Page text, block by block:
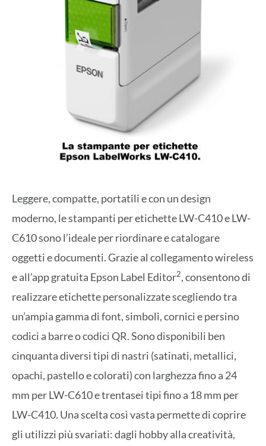
Leggere, compatte, portatili e con un design
moderno, le stampanti per etichette LW-C410 e LW-
C610 sono l’ideale per riordinare e catalogare
oggetti e documenti. Grazie al collegamento wireless
e all’app gratuita Epson Label Editor2, consentono di
realizzare etichette personalizzate scegliendo tra
un’ampia gamma di font, simboli, cornici e persino
codici a barre o codici QR. Sono disponibili ben
cinquanta diversi tipi di nastri (satinati, metallici,
opachi, pastello e colorati) con larghezza fino a 24
mm per LW-C610 e trentasei tipi fino a 18 mm per
LW-C410. Una scelta così vasta permette di coprire
gli utilizzi più svariati: dagli hobby alla creatività,